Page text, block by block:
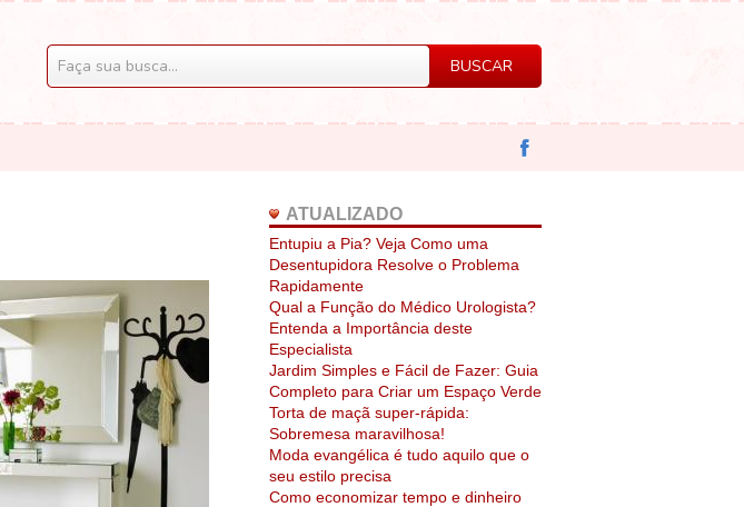
ATUALIZADO
Entupiu a Pia? Veja Como uma
Desentupidora Resolve o Problema
Rapidamente
Qual a Função do Médico Urologista?
Entenda a Importância deste
Especialista
Jardim Simples e Fácil de Fazer: Guia
Completo para Criar um Espaço Verde
Torta de maçã super-rápida:
Sobremesa maravilhosa!
Moda evangélica é tudo aquilo que o
seu estilo precisa
Como economizar tempo e dinheiro